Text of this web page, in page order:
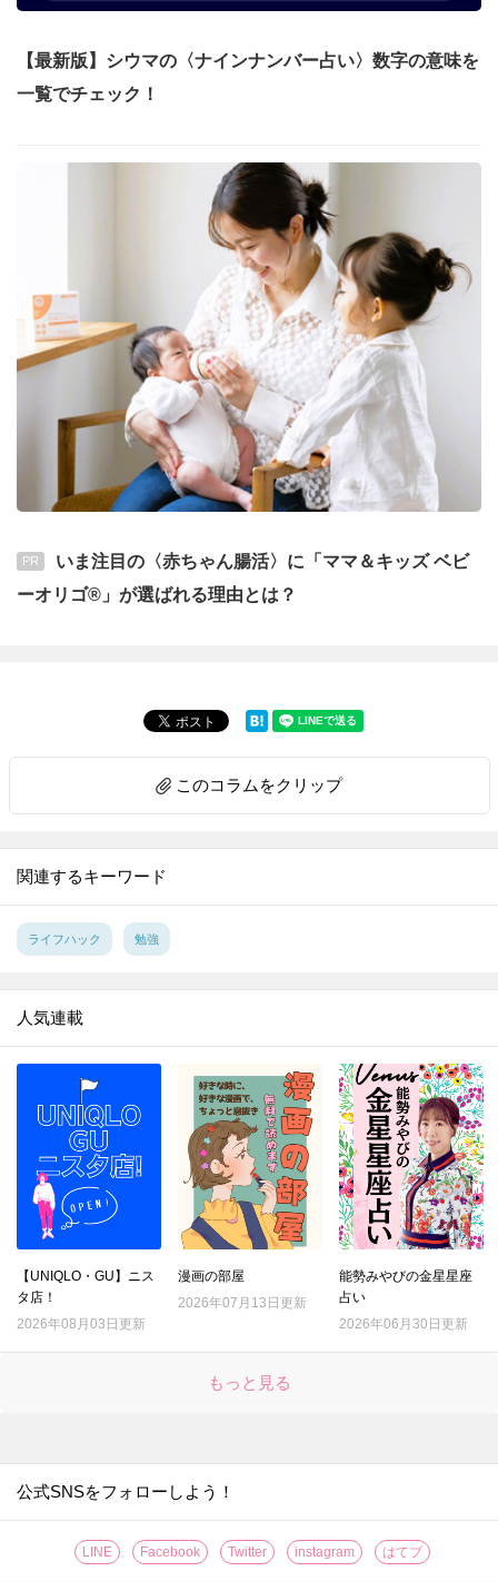
【最新版】シウマの〈ナインナンバー占い〉数字の意味を
一覧でチェック！
PR
いま注目の〈赤ちゃん腸活〉に「ママ＆キッズ ベビ
ーオリゴ®」が選ばれる理由とは？
このコラムをクリップ
関連するキーワード
ライフハック 勉強
人気連載
【UNIQLO・GU】ニス
タ店！
2026年08月03日更新
漫画の部屋
2026年07月13日更新
能勢みやびの金星星座
占い
2026年06月30日更新
もっと見る
公式SNSをフォローしよう！
LINE Facebook Twitter instagram はてブ